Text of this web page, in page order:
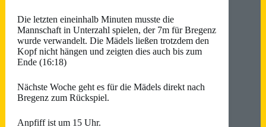
Die letzten eineinhalb Minuten musste die
Mannschaft in Unterzahl spielen, der 7m für Bregenz
wurde verwandelt. Die Mädels ließen trotzdem den
Kopf nicht hängen und zeigten dies auch bis zum
Ende (16:18)
Nächste Woche geht es für die Mädels direkt nach
Bregenz zum Rückspiel.
Anpfiff ist um 15 Uhr.